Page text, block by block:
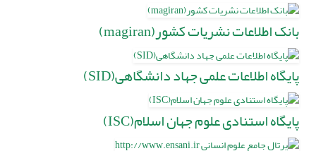
بانک اطلاعات نشریات کشور(magiran)
پایگاه اطلاعات علمی جهاد دانشگاهی(SID)
پایگاه استنادی علوم جهان اسلام(ISC)